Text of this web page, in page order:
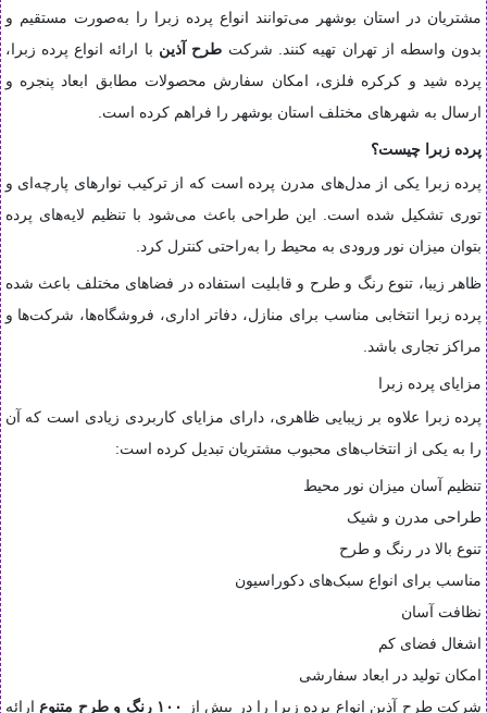
مشتریان در استان بوشهر می‌توانند انواع پرده زبرا را به‌صورت مستقیم و
بدون واسطه از تهران تهیه کنند. شرکت طرح آذین با ارائه انواع پرده زبرا،
پرده شید و کرکره فلزی، امکان سفارش محصولات مطابق ابعاد پنجره و
ارسال به شهرهای مختلف استان بوشهر را فراهم کرده است.
پرده زبرا چیست؟
پرده زبرا یکی از مدل‌های مدرن پرده است که از ترکیب نوارهای پارچه‌ای و
توری تشکیل شده است. این طراحی باعث می‌شود با تنظیم لایه‌های پرده
بتوان میزان نور ورودی به محیط را به‌راحتی کنترل کرد.
ظاهر زیبا، تنوع رنگ و طرح و قابلیت استفاده در فضاهای مختلف باعث شده
پرده زبرا انتخابی مناسب برای منازل، دفاتر اداری، فروشگاه‌ها، شرکت‌ها و
مراکز تجاری باشد.
مزایای پرده زبرا
پرده زبرا علاوه بر زیبایی ظاهری، دارای مزایای کاربردی زیادی است که آن
را به یکی از انتخاب‌های محبوب مشتریان تبدیل کرده است:
تنظیم آسان میزان نور محیط
طراحی مدرن و شیک
تنوع بالا در رنگ و طرح
مناسب برای انواع سبک‌های دکوراسیون
نظافت آسان
اشغال فضای کم
امکان تولید در ابعاد سفارشی
شرکت طرح آذین انواع پرده زبرا را در بیش از
۱۰۰ رنگ و طرح متنوع
ارائه